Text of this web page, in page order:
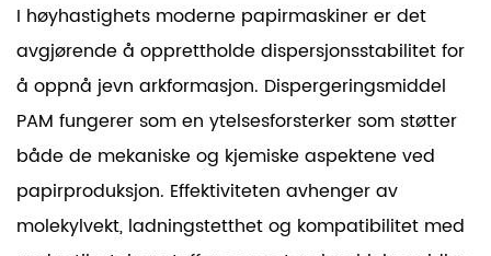
I høyhastighets moderne papirmaskiner er det
avgjørende å opprettholde dispersjonsstabilitet for
å oppnå jevn arkformasjon. Dispergeringsmiddel
PAM fungerer som en ytelsesforsterker som støtter
både de mekaniske og kjemiske aspektene ved
papirproduksjon. Effektiviteten avhenger av
molekylvekt, ladningstetthet og kompatibilitet med